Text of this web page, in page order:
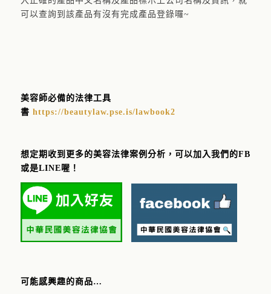
可以查詢到該產品有沒有完成產品登錄囉~
美容師必備的法律工具
書 https://beautylaw.pse.is/lawbook2
想定期收到更多的美容法律案例分析，可以加入我們的FB
或是LINE喔！
可能感興趣的商品…